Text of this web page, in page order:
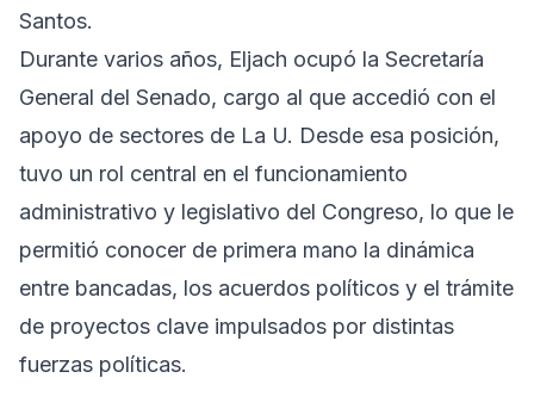
Santos.
Durante varios años, Eljach ocupó la Secretaría
General del Senado, cargo al que accedió con el
apoyo de sectores de La U. Desde esa posición,
tuvo un rol central en el funcionamiento
administrativo y legislativo del Congreso, lo que le
permitió conocer de primera mano la dinámica
entre bancadas, los acuerdos políticos y el trámite
de proyectos clave impulsados por distintas
fuerzas políticas.